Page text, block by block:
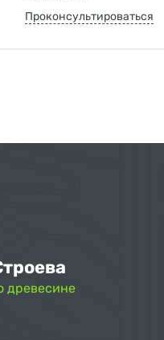
Проконсультироваться
древесине